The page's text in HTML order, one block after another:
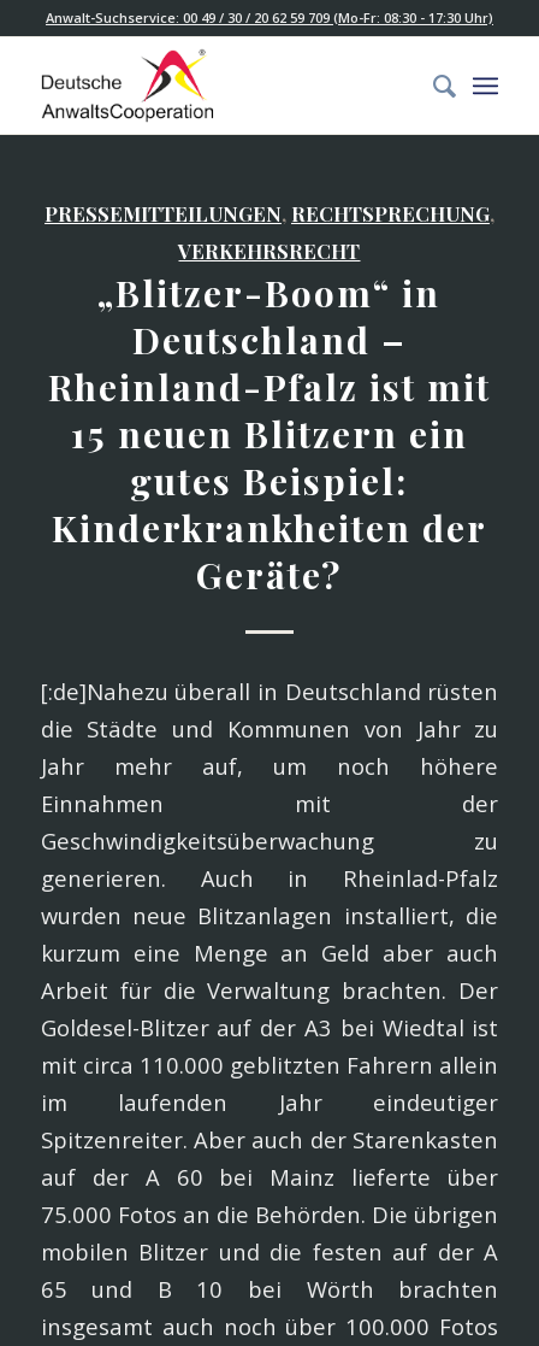
Anwalt-Suchservice: 00 49 / 30 / 20 62 59 709 (Mo-Fr: 08:30 - 17:30 Uhr)
PRESSEMITTEILUNGEN, RECHTSPRECHUNG,
VERKEHRSRECHT
„Blitzer-Boom“ in
Deutschland –
Rheinland-Pfalz ist mit
15 neuen Blitzern ein
gutes Beispiel:
Kinderkrankheiten der
Geräte?
[:de]Nahezu überall in Deutschland rüsten
die Städte und Kommunen von Jahr zu
Jahr mehr auf, um noch höhere
Einnahmen mit der
Geschwindigkeitsüberwachung zu
generieren. Auch in Rheinlad-Pfalz
wurden neue Blitzanlagen installiert, die
kurzum eine Menge an Geld aber auch
Arbeit für die Verwaltung brachten. Der
Goldesel-Blitzer auf der A3 bei Wiedtal ist
mit circa 110.000 geblitzten Fahrern allein
im laufenden Jahr eindeutiger
Spitzenreiter. Aber auch der Starenkasten
auf der A 60 bei Mainz lieferte über
75.000 Fotos an die Behörden. Die übrigen
mobilen Blitzer und die festen auf der A
65 und B 10 bei Wörth brachten
insgesamt auch noch über 100.000 Fotos